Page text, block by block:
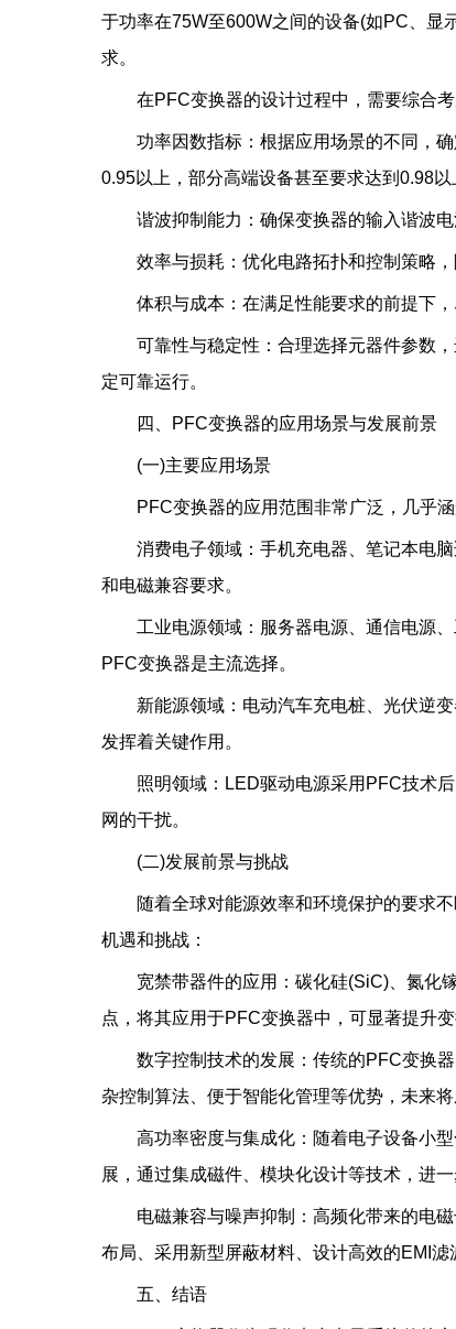
于功率在75W至600W之间的设备(如PC、显
求。
在PFC变换器的设计过程中，需要综合
功率因数指标：根据应用场景的不同，
0.95以上，部分高端设备甚至要求达到0.98以
谐波抑制能力：确保变换器的输入谐波
效率与损耗：优化电路拓扑和控制策略
体积与成本：在满足性能要求的前提下
可靠性与稳定性：合理选择元器件参数
定可靠运行。
四、PFC变换器的应用场景与发展前景
(一)主要应用场景
PFC变换器的应用范围非常广泛，几乎
消费电子领域：手机充电器、笔记本电
和电磁兼容要求。
工业电源领域：服务器电源、通信电源
PFC变换器是主流选择。
新能源领域：电动汽车充电桩、光伏逆
发挥着关键作用。
照明领域：LED驱动电源采用PFC技术
网的干扰。
(二)发展前景与挑战
随着全球对能源效率和环境保护的要求
机遇和挑战：
宽禁带器件的应用：碳化硅(SiC)、氮化
点，将其应用于PFC变换器中，可显著提升
数字控制技术的发展：传统的PFC变换
杂控制算法、便于智能化管理等优势，未来
高功率密度与集成化：随着电子设备小
展，通过集成磁件、模块化设计等技术，进一
电磁兼容与噪声抑制：高频化带来的电
布局、采用新型屏蔽材料、设计高效的EMI滤
五、结语